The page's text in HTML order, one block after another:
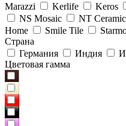
Marazzi
Kerlife Keros
NS Mosaic
NT Ceramic
Home
Smile Tile
Страна
Германия
Индия
Цветовая гамма